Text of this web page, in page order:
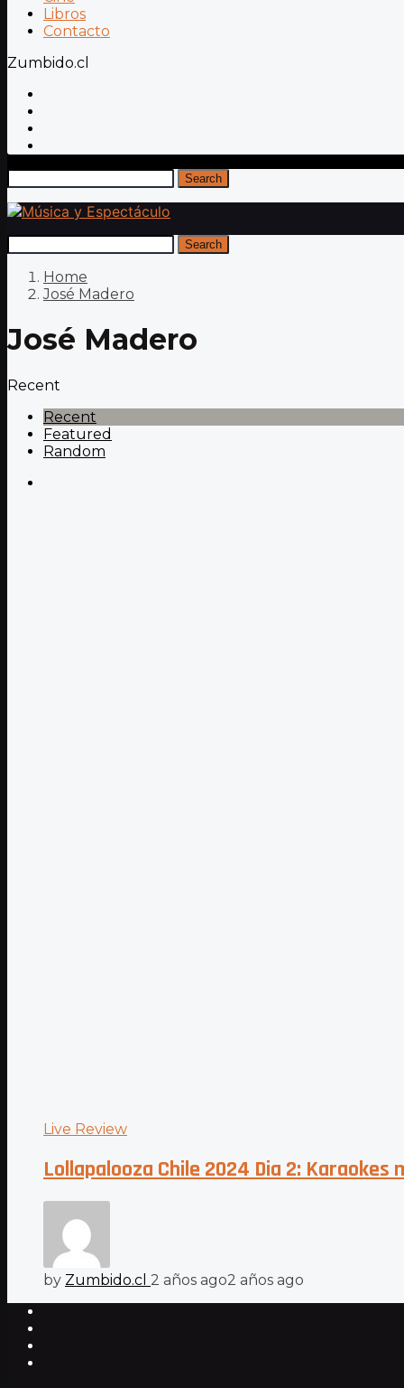
Libros
Contacto
Zumbido.cl
Search
Search
Home
José Madero
José Madero
Recent
Recent
Featured
Random
Live Review
Lollapalooza Chile 2024 Dia 2:
by Zumbido.cl 2 años ago2 años ago